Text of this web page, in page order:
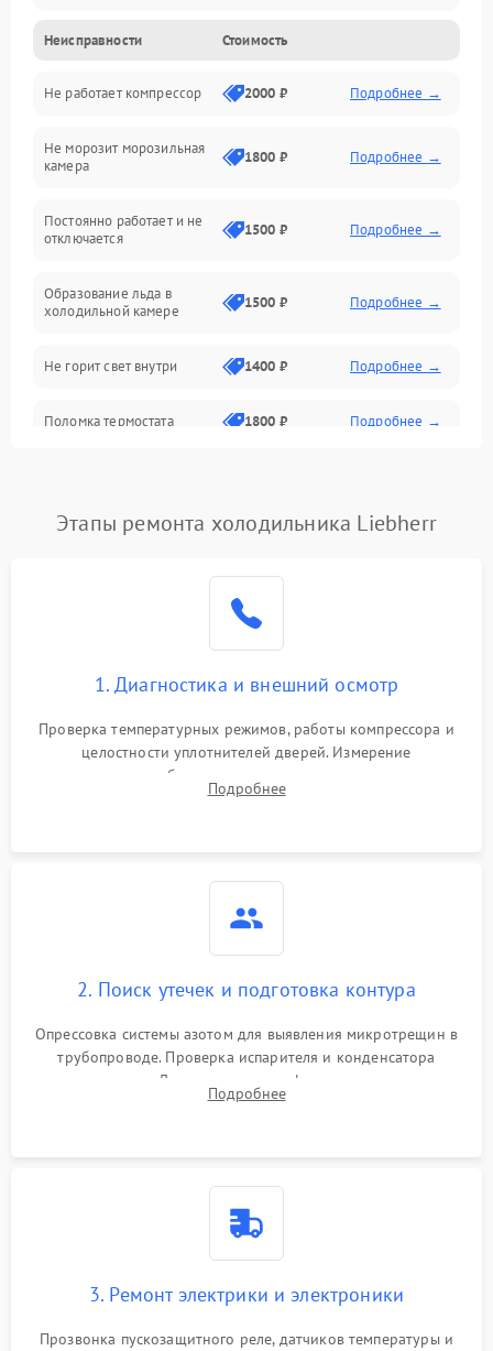
Механика
Электропитание
Дренаж
Неисправности Стоимость
Не работает компрессор 2000 ₽ Подробнее →
Не морозит морозильная
камера
1800 ₽ Подробнее →
Постоянно работает и не
отключается
1500 ₽ Подробнее →
Образование льда в
холодильной камере
1500 ₽ Подробнее →
Не горит свет внутри 1400 ₽ Подробнее →
Поломка термостата 1800 ₽ Подробнее →
Поломка системы No Frost 2600 ₽ Подробнее →
работе
2000 ₽ Подробнее →
1000 ₽
1800 ₽
Этапы ремонта холодильника Liebherr
1. Диагностика и внешний осмотр
Проверка температурных режимов, работы компрессора и
целостности уплотнителей дверей. Измерение
сопротивления обмоток мотора, проверка термостата и
считывание кодов ошибок с электронного дисплея.
Подробнее
2. Поиск утечек и подготовка контура
Опрессовка системы азотом для выявления микротрещин в
трубопроводе. Проверка испарителя и конденсатора
течеискателем. Демонтаж старого фильтра-осушителя и
продувка капиллярной трубки для устранения засоров.
Подробнее
3. Ремонт электрики и электроники
Прозвонка пускозащитного реле, датчиков температуры и